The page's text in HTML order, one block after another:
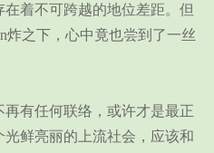
着不可跨越的地位差距。但
之下，心中竟也尝到了一丝
有任何联络，或许才是最正
鲜亮丽的上流社会，应该和